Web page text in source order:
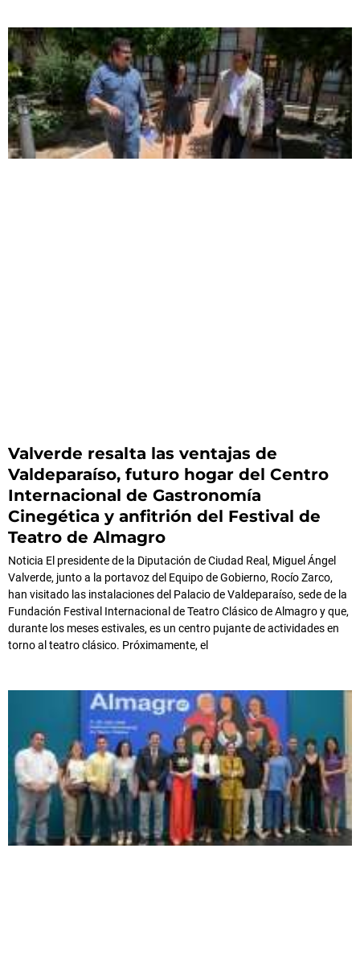
Valverde resalta las ventajas de
Valdeparaíso, futuro hogar del Centro
Internacional de Gastronomía
Cinegética y anfitrión del Festival de
Teatro de Almagro
Noticia El presidente de la Diputación de Ciudad Real, Miguel Ángel
Valverde, junto a la portavoz del Equipo de Gobierno, Rocío Zarco,
han visitado las instalaciones del Palacio de Valdeparaíso, sede de la
Fundación Festival Internacional de Teatro Clásico de Almagro y que,
durante los meses estivales, es un centro pujante de actividades en
torno al teatro clásico. Próximamente, el